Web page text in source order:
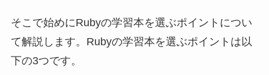
そこで始めにRubyの学習本を選ぶポイントについ
て解説します。Rubyの学習本を選ぶポイントは以
下の3つです。